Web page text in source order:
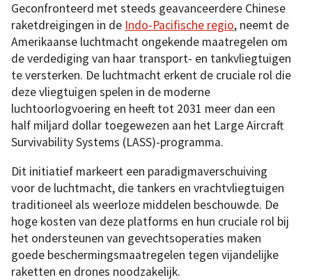
Geconfronteerd met steeds geavanceerdere Chinese
raketdreigingen in de Indo-Pacifische regio, neemt de
Amerikaanse luchtmacht ongekende maatregelen om
de verdediging van haar transport- en tankvliegtuigen
te versterken. De luchtmacht erkent de cruciale rol die
deze vliegtuigen spelen in de moderne
luchtoorlogvoering en heeft tot 2031 meer dan een
half miljard dollar toegewezen aan het Large Aircraft
Survivability Systems (LASS)-programma.
Dit initiatief markeert een paradigmaverschuiving
voor de luchtmacht, die tankers en vrachtvliegtuigen
traditioneel als weerloze middelen beschouwde. De
hoge kosten van deze platforms en hun cruciale rol bij
het ondersteunen van gevechtsoperaties maken
goede beschermingsmaatregelen tegen vijandelijke
raketten en drones noodzakelijk.